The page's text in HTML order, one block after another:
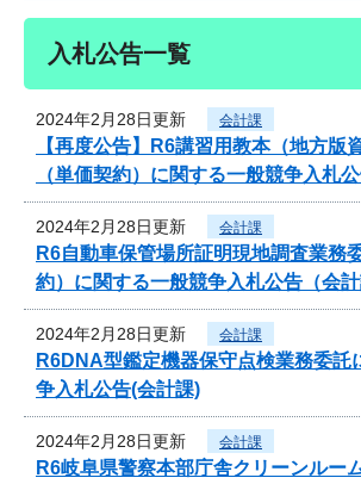
入札公告一覧
2024年2月28日更新 会計課
【再度公告】R6講習用教本（地方版
（単価契約）に関する一般競争入札公
2024年2月28日更新 会計課
R6自動車保管場所証明現地調査業務
約）に関する一般競争入札公告（会計
2024年2月28日更新 会計課
R6DNA型鑑定機器保守点検業務委託
争入札公告(会計課)
2024年2月28日更新 会計課
R6岐阜県警察本部庁舎クリーンルー